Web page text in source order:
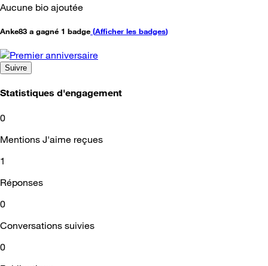
Aucune bio ajoutée
Anke83 a gagné 1 badge (Afficher les badges)
Suivre
Statistiques d'engagement
0
Mentions J'aime reçues
1
Réponses
0
Conversations suivies
0